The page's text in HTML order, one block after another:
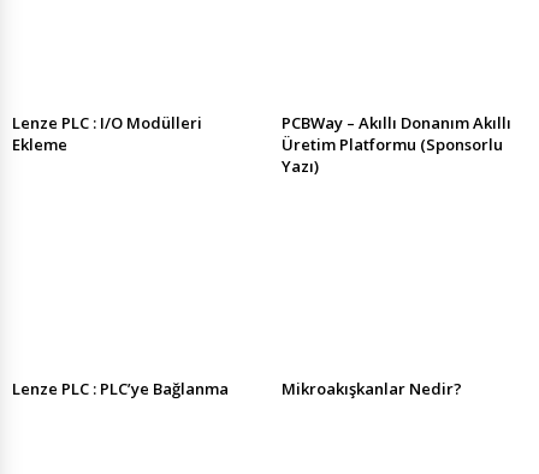
Lenze PLC : I/O Modülleri
Ekleme
PCBWay – Akıllı Donanım Akıllı
Üretim Platformu (Sponsorlu
Yazı)
Lenze PLC : PLC’ye Bağlanma Mikroakışkanlar Nedir?